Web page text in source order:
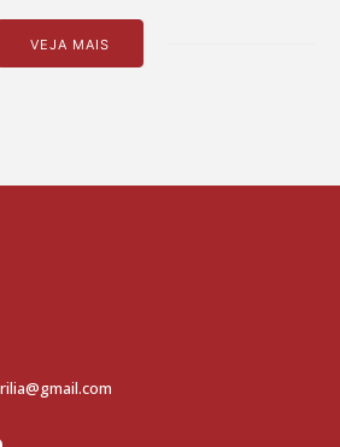
VEJA MAIS